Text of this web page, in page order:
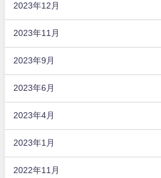
2023年12月
2023年11月
2023年9月
2023年6月
2023年4月
2023年1月
2022年11月